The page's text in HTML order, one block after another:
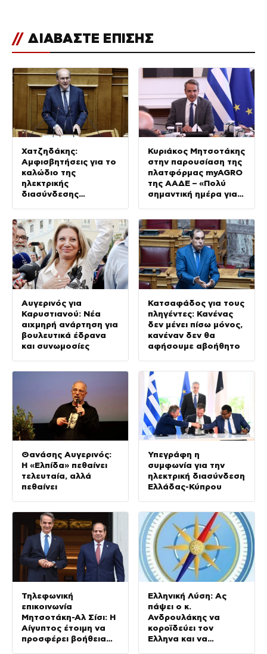
// ΔΙΑΒΑΣΤΕ ΕΠΙΣΗΣ
Χατζηδάκης:
Αμφισβητήσεις για το
καλώδιο της
ηλεκτρικής
διασύνδεσης
Κυριάκος Μητσοτάκης
στην παρουσίαση της
πλατφόρμας myAGRO
της ΑΑΔΕ – «Πολύ
σημαντική ημέρα για
Αυγερινός για
Καρυστιανού: Νέα
αιχμηρή ανάρτηση για
βουλευτικά έδρανα
και συνωμοσίες
Κατσαφάδος για τους
πληγέντες: Κανένας
δεν μένει πίσω μόνος,
κανέναν δεν θα
αφήσουμε αβοήθητο
Θανάσης Αυγερινός:
Η «Ελπίδα» πεθαίνει
τελευταία, αλλά
πεθαίνει
Υπεγράφη η
συμφωνία για την
ηλεκτρική διασύνδεση
Ελλάδας-Κύπρου
Τηλεφωνική
επικοινωνία
Μητσοτάκη-Αλ Σίσι: Η
Αίγυπτος έτοιμη να
προσφέρει βοήθεια
Ελληνική Λύση: Ας
πάψει ο κ.
Ανδρουλάκης να
κοροϊδεύει τον
Έλληνα και να